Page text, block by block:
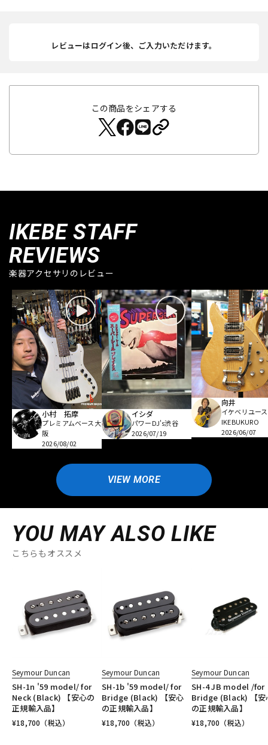
レビューはログイン後、ご入力いただけます。
この商品をシェアする
IKEBE STAFF
REVIEWS
楽器アクセサリのレビュー
小村 拓摩
プレミアムベース大
阪
2026/08/02
イシダ
パワーDJ's渋谷
2026/07/19
向井
イケベリユース
IKEBUKURO
2026/06/07
VIEW MORE
YOU MAY ALSO LIKE
こちらもオススメ
Seymour Duncan
SH-1n '59 model/ for
Neck (Black) 【安心の
正規輸入品】
¥18,700 （税込）
Seymour Duncan
SH-1b '59 model/ for
Bridge (Black) 【安心
の正規輸入品】
¥18,700 （税込）
Seymour Duncan
SH-4 JB model /for
Bridge (Black) 【安
の正規輸入品】
¥18,700 （税込）